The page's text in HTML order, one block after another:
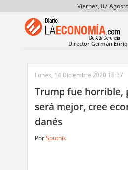
Viernes, 07
Director Germán
Lunes, 14 Diciembre 2020 18:37
Trump fue horrible,
será mejor, cree
danés
PorSputnik